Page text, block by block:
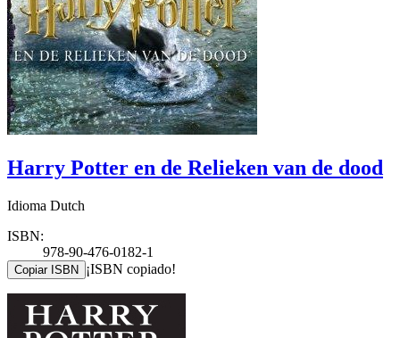
Harry Potter en de Relieken van de dood
Idioma Dutch
ISBN:
978-90-476-0182-1
Copiar ISBN ¡ISBN copiado!